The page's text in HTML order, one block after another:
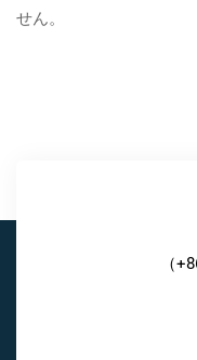
せん。
（